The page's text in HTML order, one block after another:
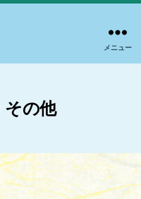
メニュー
その他